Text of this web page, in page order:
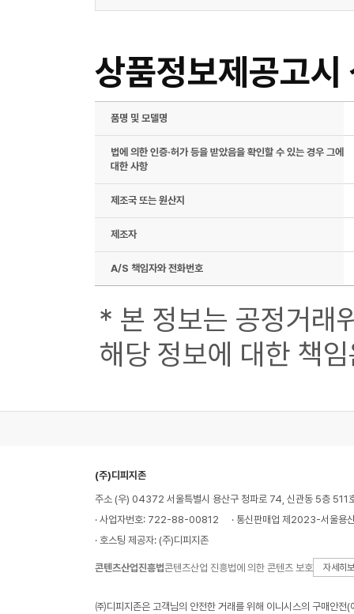
상품정보제공고시
품명 및 모델명
법에 의한 인증·허가 등을 받았음을 확인할 수 있는 경우 그에
대한 사항
제조국 또는 원산지
제조자
A/S 책임자와 전화번호
* 본 정보는 공정거래
해당 정보에 대한 책
(주)디피지존
주소 (우) 04372 서울특별시 용산구 청파로 74, 신관동 5층 511
· 사업자번호: 722-88-00812
· 통신판매업 제2023-서울
· 호스팅 제공자: (주)디피지존
콘텐츠산업진흥법콘텐츠산업 진흥법에 의한 콘텐츠 보호 자세히
㈜디피지존은 고객님의 안전한 거래를 위해 이니시스의 구매안전